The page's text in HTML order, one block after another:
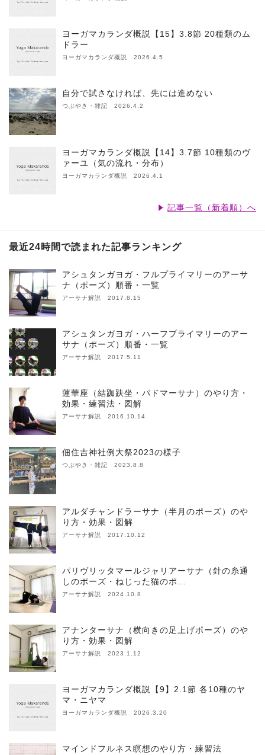
ヨーガマカランダ概説【15】3.8節 20種類のム
ドラー
ヨーガマカランダ概説 2026.4.5
自分で試さなければ、先には進めない
つぶやき・雑記 2026.4.2
ヨーガマカランダ概説【14】3.7節 10種類のヴ
ァーユ（気の流れ・分布）
ヨーガマカランダ概説 2026.4.1
記事一覧（新着順）へ
最近24時間で読まれた記事ランキング
アシュタンガヨガ・フルプライマリーのアーサ
ナ（ポーズ）順番・一覧
アーサナ解説 2017.8.15
アシュタンガヨガ・ハーフプライマリーのアー
サナ（ポーズ）順番・一覧
アーサナ解説 2017.5.11
蓮華座（結跏趺坐・パドマーサナ）のやり方・
効果・練習法・図解
アーサナ解説 2016.10.14
佃住吉神社例大祭2023の様子
つぶやき・雑記 2023.8.8
アルダチャンドラーサナ（半月のポーズ）のや
り方・効果・図解
アーサナ解説 2017.10.12
パリヴリッタマールジャリアーサナ（針の糸通
しのポーズ・ねじった猫のポ…
アーサナ解説 2024.10.8
アナンターサナ（横向きの足上げポーズ）のや
り方・効果・図解
アーサナ解説 2023.1.12
ヨーガマカランダ概説【9】2.1節 各10種のヤ
マ・ニヤマ
ヨーガマカランダ概説 2026.3.20
マインドフルネス瞑想のやり方・練習法